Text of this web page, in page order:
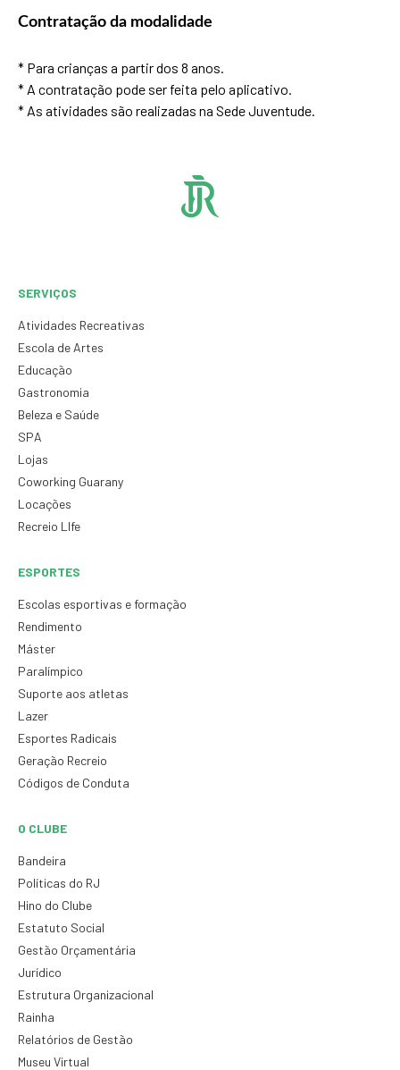
Contratação da modalidade
* Para crianças a partir dos 8 anos.
* A contratação pode ser feita pelo aplicativo.
* As atividades são realizadas na Sede Juventude.
SERVIÇOS
Atividades Recreativas
Escola de Artes
Educação
Gastronomia
Beleza e Saúde
SPA
Lojas
Coworking Guarany
Locações
Recreio LIfe
ESPORTES
Escolas esportivas e formação
Rendimento
Máster
Paralímpico
Suporte aos atletas
Lazer
Esportes Radicais
Geração Recreio
Códigos de Conduta
O CLUBE
Bandeira
Políticas do RJ
Hino do Clube
Estatuto Social
Gestão Orçamentária
Jurídico
Estrutura Organizacional
Rainha
Relatórios de Gestão
Museu Virtual